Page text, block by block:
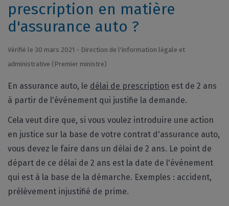
prescription en matière
d'assurance auto ?
Vérifié le 30 mars 2021 - Direction de l'information légale et
administrative (Premier ministre)
En assurance auto, le délai de prescription est de 2 ans
à partir de l'événement qui justifie la demande.
Cela veut dire que, si vous voulez introduire une action
en justice sur la base de votre contrat d'assurance auto,
vous devez le faire dans un délai de 2 ans. Le point de
départ de ce délai de 2 ans est la date de l'événement
qui est à la base de la démarche. Exemples : accident,
prélèvement injustifié de prime.